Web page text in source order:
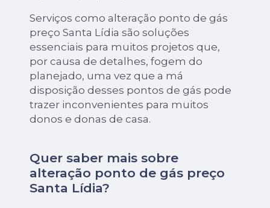
Serviços como alteração ponto de gás
preço Santa Lídia são soluções
essenciais para muitos projetos que,
por causa de detalhes, fogem do
planejado, uma vez que a má
disposição desses pontos de gás pode
trazer inconvenientes para muitos
donos e donas de casa.
Quer saber mais sobre
alteração ponto de gás preço
Santa Lídia?